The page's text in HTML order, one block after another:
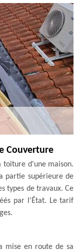
Couverture
toiture d'une maison.
partie supérieure de
types de travaux. Ce
par l'État. Le tarif
mise en route de sa